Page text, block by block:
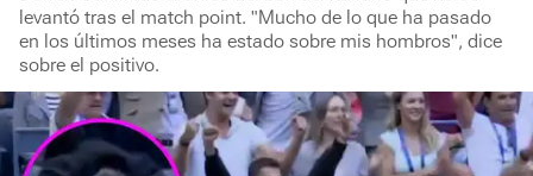
levantó tras el match point. "Mucho de lo que ha pasado
en los últimos meses ha estado sobre mis hombros", dice
sobre el positivo.